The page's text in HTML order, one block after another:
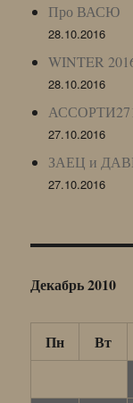
Про ВАСЮ
28.10.2016
WINTER
28.10.2016
27.10.2016
ЗАЕЦ и
27.10.2016
Декабрь 2010
Пн Вт